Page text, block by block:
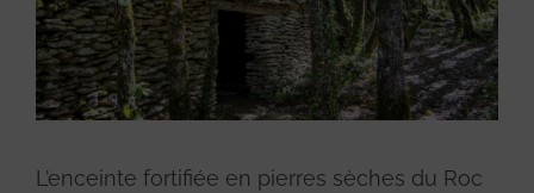
L’enceinte fortifiée en pierres sèches du Roc